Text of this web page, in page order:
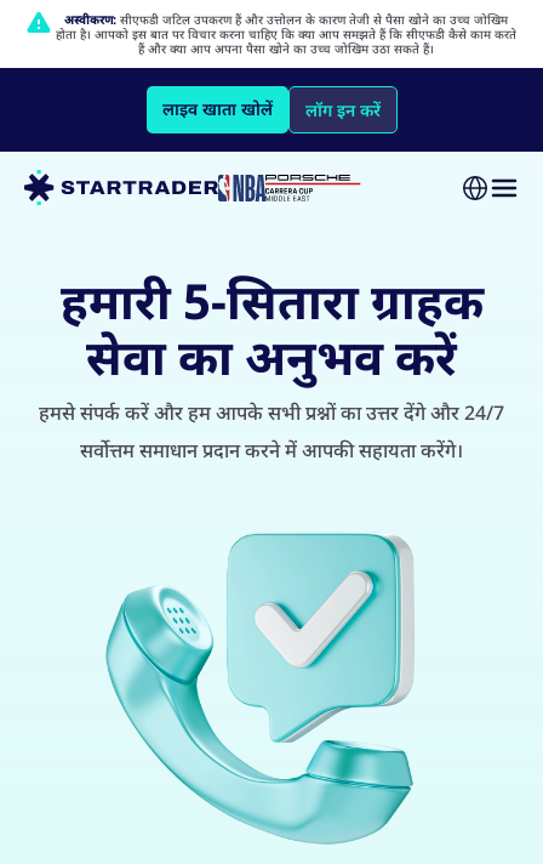
अस्वीकरण: सीएफडी जटिल उपकरण हैं और उत्तोलन के कारण तेजी से पैसा खोने का उच्च जोखिम
होता है। आपको इस बात पर विचार करना चाहिए कि क्या आप समझते हैं कि सीएफडी कैसे काम करते
हैं और क्या आप अपना पैसा खोने का उच्च जोखिम उठा सकते हैं।
लाइव खाता खोलें लॉग इन करें
हमारी 5-सितारा ग्राहक
सेवा का अनुभव करें
हमसे संपर्क करें और हम आपके सभी प्रश्नों का उत्तर देंगे और 24/7
सर्वोत्तम समाधान प्रदान करने में आपकी सहायता करेंगे।